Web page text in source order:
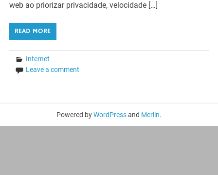
web ao priorizar privacidade, velocidade […]
READ MORE
Internet
Leave a comment
Powered byWordPressand Merlin.